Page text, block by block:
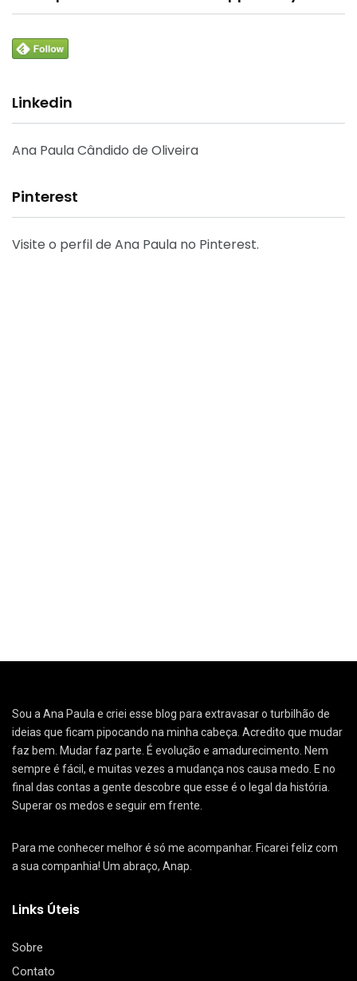
Linkedin
Ana Paula Cândido de Oliveira
Pinterest
Visite o perfil de Ana Paula no Pinterest.
Sou a Ana Paula e criei esse blog para extravasar o turbilhão de
ideias que ficam pipocando na minha cabeça. Acredito que mudar
faz bem. Mudar faz parte. É evolução e amadurecimento. Nem
sempre é fácil, e muitas vezes a mudança nos causa medo. E no
final das contas a gente descobre que esse é o legal da história.
Superar os medos e seguir em frente.
Para me conhecer melhor é só me acompanhar. Ficarei feliz com
a sua companhia! Um abraço, Anap.
Links Úteis
Sobre
Contato